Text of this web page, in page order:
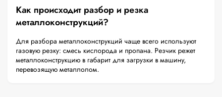
Как происходит разбор и резка
металлоконструкций?
Для разбора металлоконструкций чаще всего используют
газовую резку: смесь кислорода и пропана. Резчик режет
металлоконструкцию в габарит для загрузки в машину,
перевозящую металлолом.